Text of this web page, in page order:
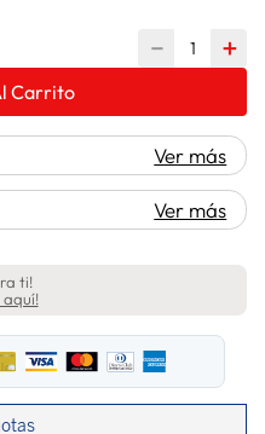
＋
－
Carrito
Ver más
Ver más
ti!
aquí!